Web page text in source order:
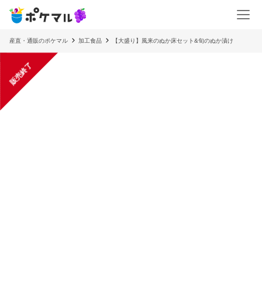
産直・通販のポケマル 加工食品 【大盛り】風来のぬか床セット&旬のぬか漬け
販売終了